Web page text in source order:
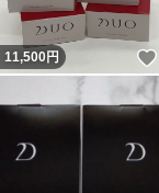
11,500円